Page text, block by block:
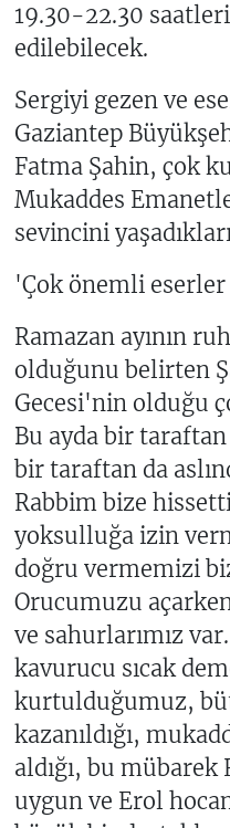
19.30-22.30
edilebilecek.
Sergiyi gezen ve
Gaziantep
Fatma Şahin, çok
Mukaddes
sevincini
'Çok önemli
Ramazan ayının
olduğunu belirten
Gecesi'nin olduğu
Bu ayda bir
bir taraftan da
Rabbim bize
yoksulluğa izin
doğru vermemizi
Orucumuzu açarken
ve sahurlarımız
kavurucu sıcak
kurtulduğumuz,
kazanıldığı,
aldığı, bu mübarek
uygun ve Erol